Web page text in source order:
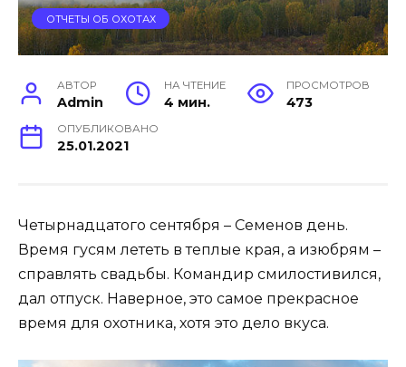
ОТЧЕТЫ ОБ ОХОТАХ
АВТОР
Admin
НА ЧТЕНИЕ
4 мин.
ПРОСМОТРОВ
473
ОПУБЛИКОВАНО
25.01.2021
Четырнадцатого сентября – Семенов день.
Время гусям лететь в теплые края, а изюбрям –
справлять свадьбы. Командир смилостивился,
дал отпуск. Наверное, это самое прекрасное
время для охотника, хотя это дело вкуса.